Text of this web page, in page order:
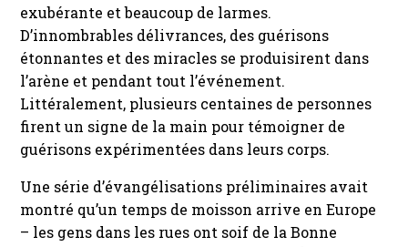
exubérante et beaucoup de larmes.
D’innombrables délivrances, des guérisons
étonnantes et des miracles se produisirent dans
l’arène et pendant tout l’événement.
Littéralement, plusieurs centaines de personnes
firent un signe de la main pour témoigner de
guérisons expérimentées dans leurs corps.
Une série d’évangélisations préliminaires avait
montré qu’un temps de moisson arrive en Europe
– les gens dans les rues ont soif de la Bonne